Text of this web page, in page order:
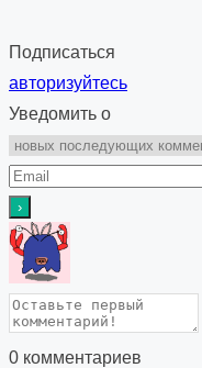
Подписаться
авторизуйтесь
Уведомить о
0 комментариев